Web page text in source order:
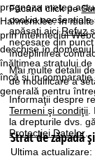
Făcând click pe
cookie neesențiale
apăsaţi aiciRefuz
necesare din
îndeplinirea
Mai multe detalii
de modificare a
Informaţii despre
Termeni şi condiţii.
la drepturile dvs.
Protecţiei Datelor.
ă
prognoza meteo
Hahnenklee. În
prin intermediul
deschise în
înălţimea stratului
încă şi în
generală pentru
Strat de zăpadă
Ultima